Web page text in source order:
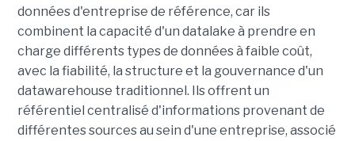
données d'entreprise de référence, car ils
combinent la capacité d'un datalake à prendre en
charge différents types de données à faible coût,
avec la fiabilité, la structure et la gouvernance d'un
datawarehouse traditionnel. Ils offrent un
référentiel centralisé d'informations provenant de
différentes sources au sein d'une entreprise, associé